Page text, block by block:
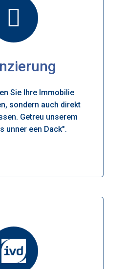
zierung
Sie Ihre Immobilie
sondern auch direkt
Getreu unserem
unner een Dack".